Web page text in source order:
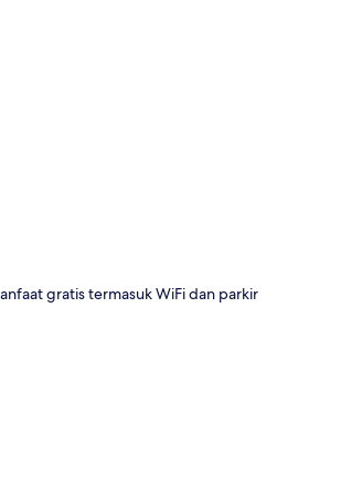
gratis termasuk WiFi dan parkir